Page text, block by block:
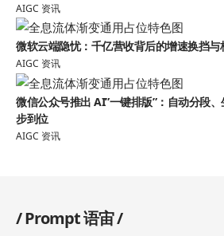
AIGC 资讯
微软云端隐忧：千亿营收背后的增速换挡与
AIGC 资讯
微信公众号推出 AI”一键排版”：自动分段
步到位
AIGC 资讯
/Prompt 语宙/